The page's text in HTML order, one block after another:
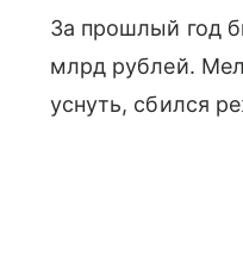
За прошлый год
млрд рублей.
уснуть, сбился